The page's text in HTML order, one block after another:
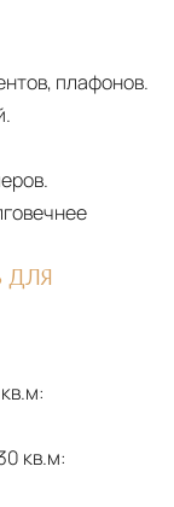
плафонов.
ДЛЯ
кв.м: